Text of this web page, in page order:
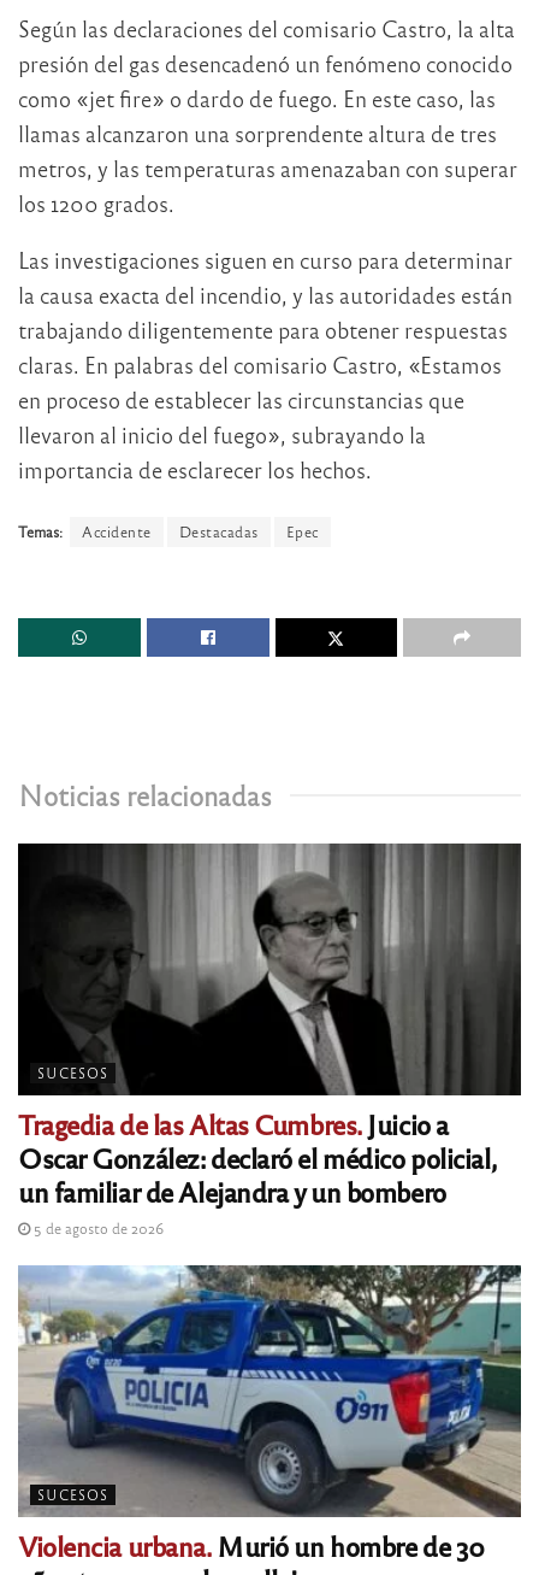
Según las declaraciones del comisario Castro, la alta
presión del gas desencadenó un fenómeno conocido
como «jet fire» o dardo de fuego. En este caso, las
llamas alcanzaron una sorprendente altura de tres
metros, y las temperaturas amenazaban con superar
los 1200 grados.
Las investigaciones siguen en curso para determinar
la causa exacta del incendio, y las autoridades están
trabajando diligentemente para obtener respuestas
claras. En palabras del comisario Castro, «Estamos
en proceso de establecer las circunstancias que
llevaron al inicio del fuego», subrayando la
importancia de esclarecer los hechos.
Temas: Accidente Destacadas Epec
Noticias relacionadas
SUCESOS
Tragedia de las Altas Cumbres.Juicio a
Oscar González: declaró el médico policial,
un familiar de Alejandra y un bombero
5 de agosto de 2026
SUCESOS
Violencia urbana.Murió un hombre de 30